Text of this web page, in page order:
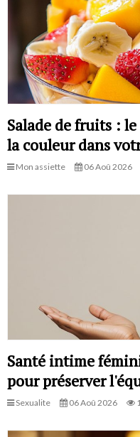
Salade de fruits :
la couleur dans
Mon assiette 06 Aoû 2026
Santé intime
pour préserver
Sexualite 06 Aoû 2026